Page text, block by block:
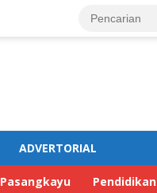
ADVERTORIAL
Pasangkayu Pendidikan